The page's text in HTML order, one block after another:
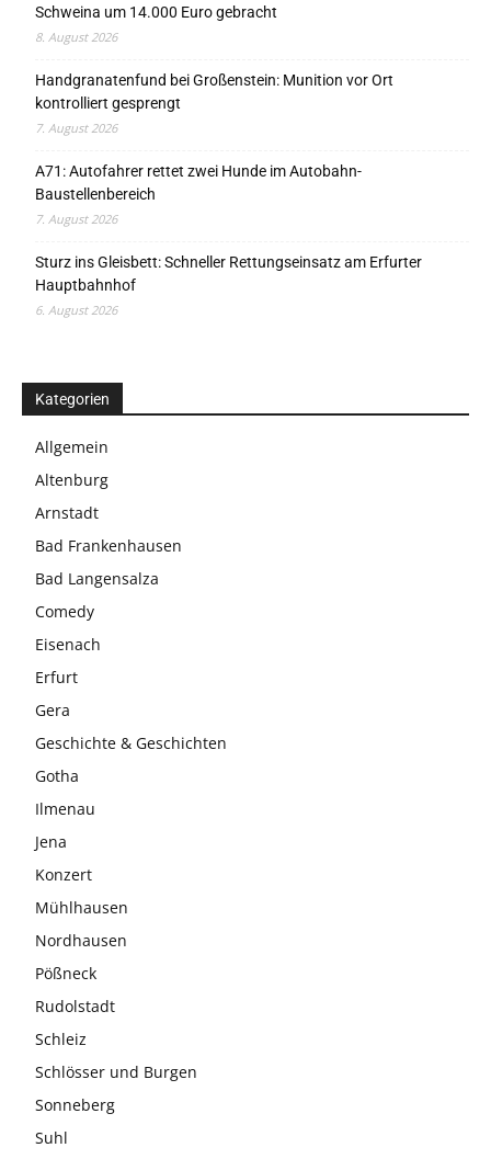
Schweina um 14.000 Euro gebracht
8. August 2026
Handgranatenfund bei Großenstein: Munition vor Ort
kontrolliert gesprengt
7. August 2026
A71: Autofahrer rettet zwei Hunde im Autobahn-
Baustellenbereich
7. August 2026
Sturz ins Gleisbett: Schneller Rettungseinsatz am Erfurter
Hauptbahnhof
6. August 2026
Kategorien
Allgemein
Altenburg
Arnstadt
Bad Frankenhausen
Bad Langensalza
Comedy
Eisenach
Erfurt
Gera
Geschichte & Geschichten
Gotha
Ilmenau
Jena
Konzert
Mühlhausen
Nordhausen
Pößneck
Rudolstadt
Schleiz
Schlösser und Burgen
Sonneberg
Suhl